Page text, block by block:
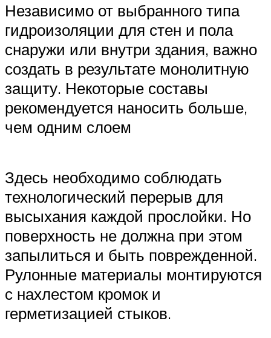
Независимо от выбранного типа
гидроизоляции для стен и пола
снаружи или внутри здания, важно
создать в результате монолитную
защиту. Некоторые составы
рекомендуется наносить больше,
чем одним слоем
Здесь необходимо соблюдать
технологический перерыв для
высыхания каждой прослойки. Но
поверхность не должна при этом
запылиться и быть поврежденной.
Рулонные материалы монтируются
с нахлестом кромок и
герметизацией стыков.